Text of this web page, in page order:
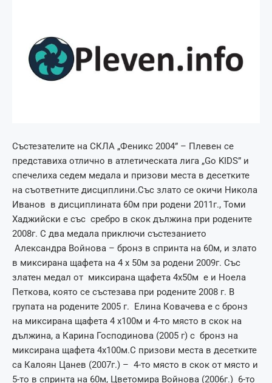
Състезателите на СКЛА „Феникс 2004” – Плевен се
представиха отлично в атлетическата лига „Go KIDS” и
спечелиха седем медала и призови места в десетките
на съответните дисциплини.Със злато се окичи Никола
Иванов в дисциплината 60м при родени 2011г., Томи
Хаджийски е със сребро в скок дължина при родените
2008г. С два медала приключи състезанието
Александра Войнова – бронз в спринта на 60м, и злато
в миксирана щафета на 4 х 50м за родени 2009г. Със
златен медал от миксирана щафета 4х50м е и Ноела
Петкова, която се състезава при родените 2008 г. В
групата на родените 2005 г. Елина Ковачева е с бронз
на миксирана щафета 4 х100м и 4-то място в скок на
дължина, а Карина Господинова (2005 г) с бронз на
миксирана щафета 4х100м.С призови места в десетките
са Калоян Цанев (2007г.) – 4-то място в скок от място и
5-то в спринта на 60м, Цветомира Войнова (2006г.) 6-то